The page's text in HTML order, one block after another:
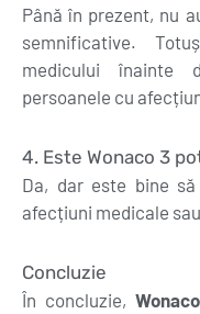
Până în prezent, nu
semnificative.
medicului înainte
persoanele cu
4. Este Wonaco 3
Da, dar este bine
afecțiuni medicale
Concluzie
În concluzie,